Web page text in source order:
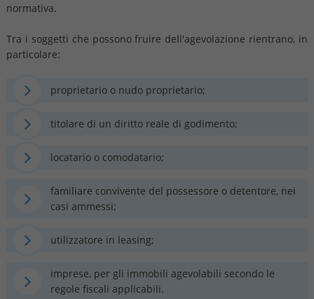
normativa.
Tra i soggetti che possono fruire dell'agevolazione rientrano, in
particolare:
proprietario o nudo proprietario;
titolare di un diritto reale di godimento;
locatario o comodatario;
familiare convivente del possessore o detentore, nei
casi ammessi;
utilizzatore in leasing;
imprese, per gli immobili agevolabili secondo le
regole fiscali applicabili.